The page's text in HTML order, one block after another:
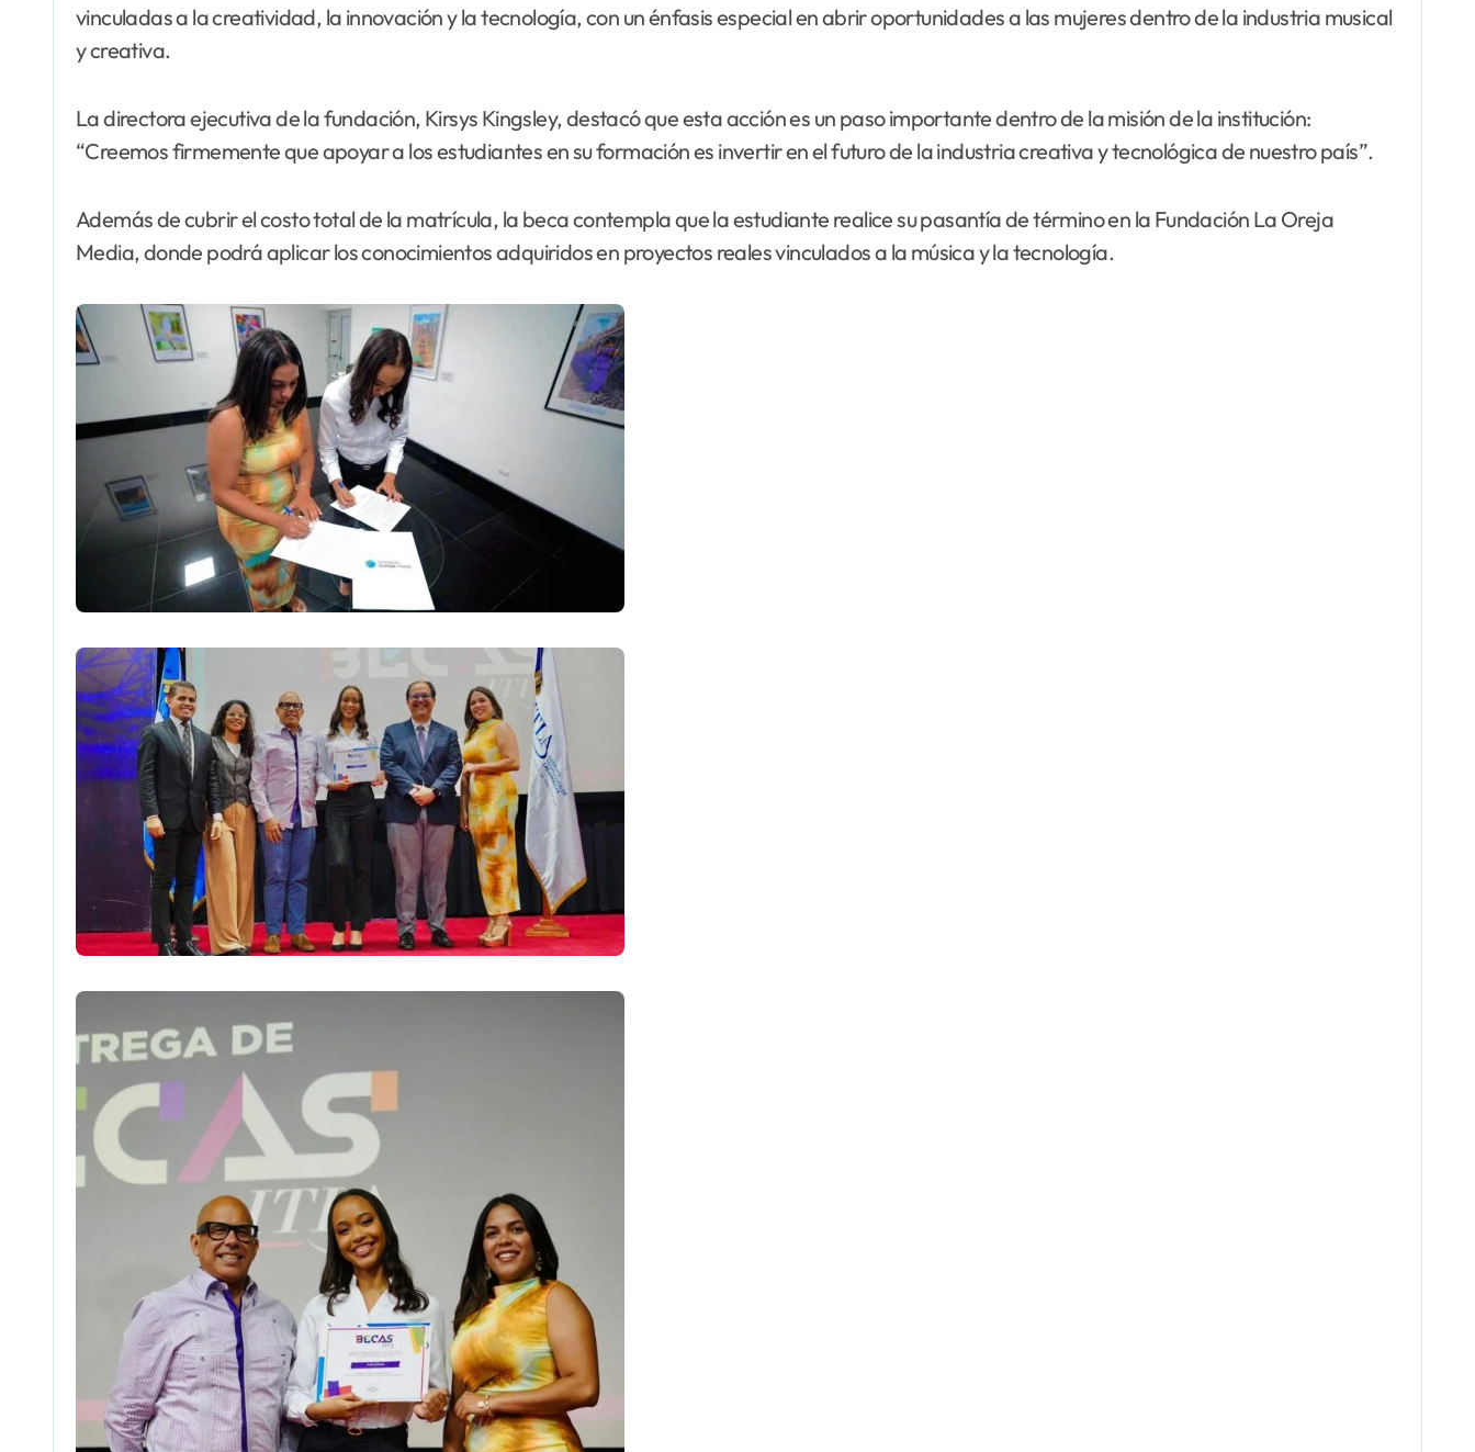
vinculadas a la creatividad, la innovación y la tecnología, con un énfasis especial en abrir oportunidades a las mujeres dentro de la industria musical
y creativa.
La directora ejecutiva de la fundación, Kirsys Kingsley, destacó que esta acción es un paso importante dentro de la misión de la institución:
“Creemos firmemente que apoyar a los estudiantes en su formación es invertir en el futuro de la industria creativa y tecnológica de nuestro país”.
Además de cubrir el costo total de la matrícula, la beca contempla que la estudiante realice su pasantía de término en la Fundación La Oreja
Media, donde podrá aplicar los conocimientos adquiridos en proyectos reales vinculados a la música y la tecnología.